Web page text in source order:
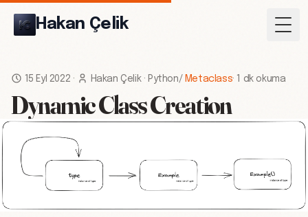
Hakan Çelik
15 Eyl 2022 · Hakan Çelik· Python/ Metaclass· 1 dk okuma
Dynamic Class Creation